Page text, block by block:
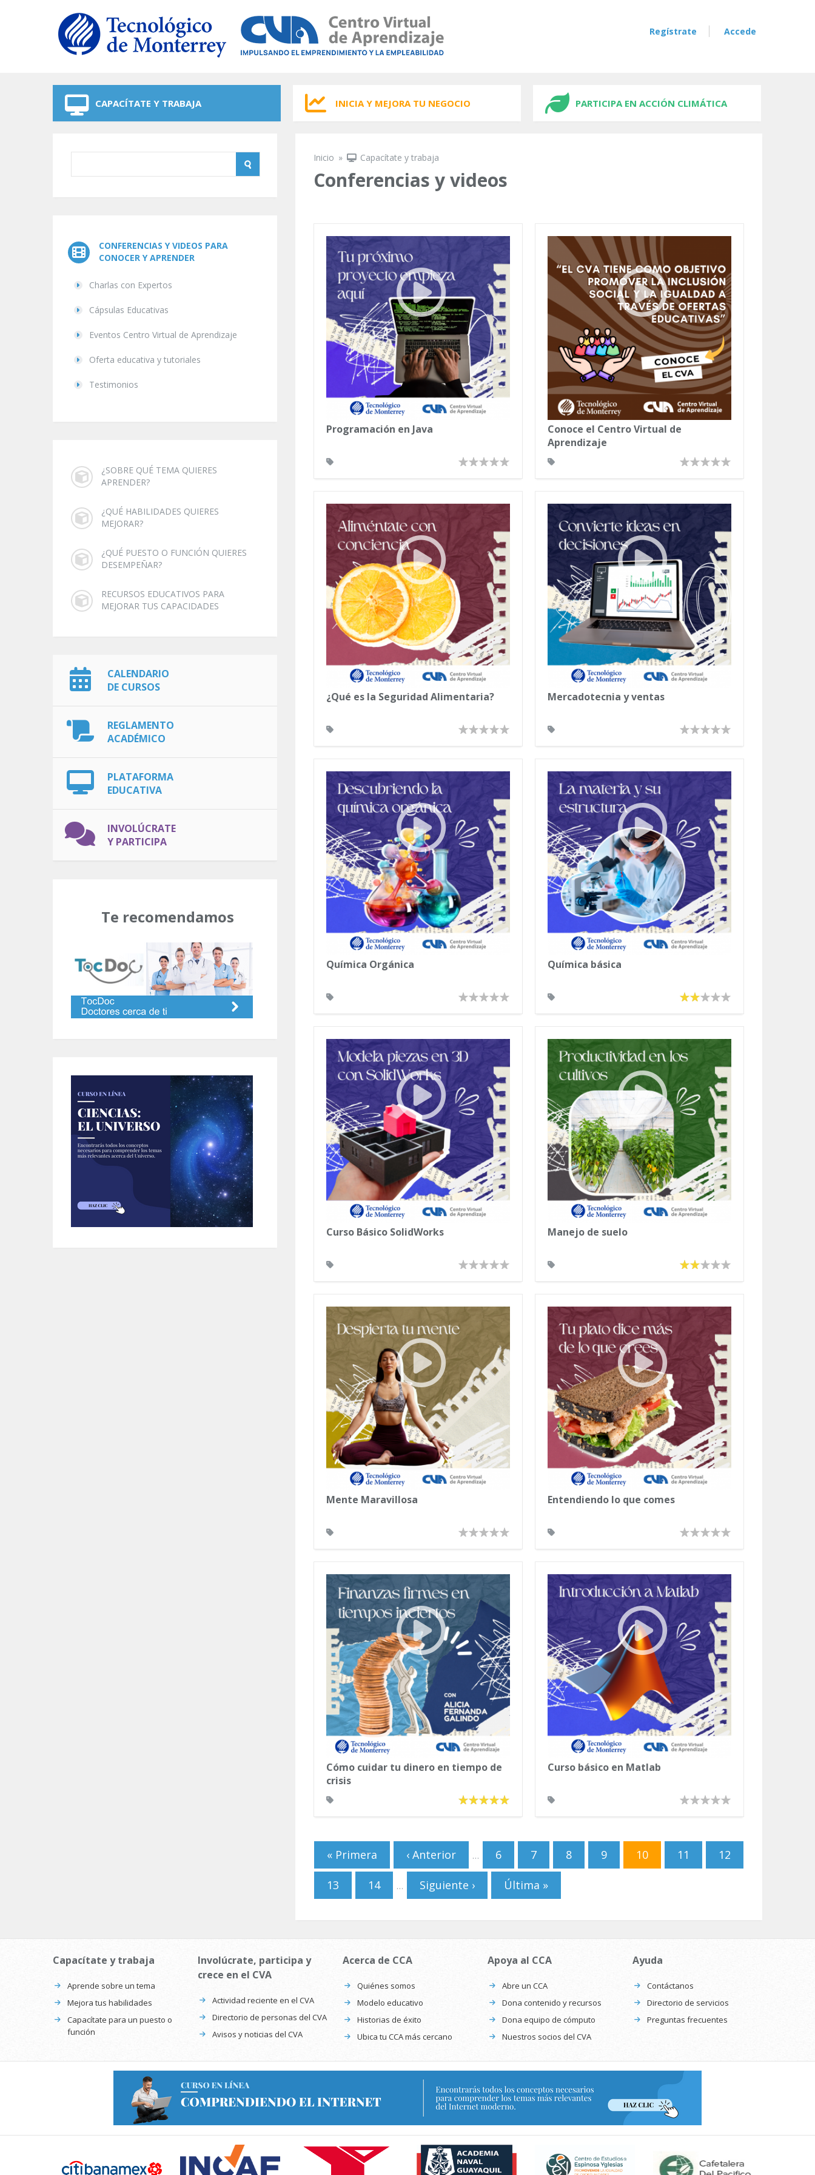
Regístrate Accede
CAPACÍTATE Y TRABAJA INICIA Y MEJORA TU NEGOCIO PARTICIPA EN ACCIÓN CLIMÁTICA
CONFERENCIAS Y VIDEOS PARA
CONOCER Y APRENDER
Charlas con Expertos
Cápsulas Educativas
Eventos Centro Virtual de Aprendizaje
Oferta educativa y tutoriales
Testimonios
¿SOBRE QUÉ TEMA QUIERES
APRENDER?
¿QUÉ HABILIDADES QUIERES
MEJORAR?
¿QUÉ PUESTO O FUNCIÓN QUIERES
DESEMPEÑAR?
RECURSOS EDUCATIVOS PARA
MEJORAR TUS CAPACIDADES
CALENDARIO
DE CURSOS
REGLAMENTO
ACADÉMICO
PLATAFORMA
EDUCATIVA
INVOLÚCRATE
Y PARTICIPA
Te recomendamos
Se encuentra usted aquí
Inicio » Capacítate y trabaja
Conferencias y videos
Programación en Java
Conoce el Centro Virtual de
Aprendizaje
¿Qué es la Seguridad Alimentaria? Mercadotecnia y ventas
Química Orgánica Química básica
Curso Básico SolidWorks Manejo de suelo
Mente Maravillosa Entendiendo lo que comes
Cómo cuidar tu dinero en tiempo de
crisis
Curso básico en Matlab
Páginas
« Primera ‹ Anterior … 6 7 8 9 10 11 12
13 14 … Siguiente › Última »
Capacítate y trabaja
Aprende sobre un tema
Mejora tus habilidades
Capacítate para un puesto o
función
Involúcrate, participa y
crece en el CVA
Actividad reciente en el CVA
Directorio de personas del CVA
Avisos y noticias del CVA
Acerca de CCA
Quiénes somos
Modelo educativo
Historias de éxito
Ubica tu CCA más cercano
Apoya al CCA
Abre un CCA
Dona contenido y recursos
Dona equipo de cómputo
Nuestros socios del CVA
Ayuda
Contáctanos
Directorio de servicios
Preguntas frecuentes